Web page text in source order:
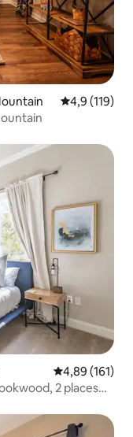
Évaluation
4,9 (119)
Évaluation
4,89 (161)
2 places